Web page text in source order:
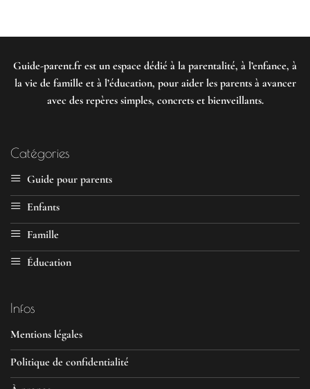
Guide-parent.fr est un espace dédié à la parentalité, à l’enfance, à
la vie de famille et à l’éducation, pour aider les parents à avancer
avec des repères simples, concrets et bienveillants.
Catégories
Guide pour parents
Enfants
Famille
Éducation
Infos
Mentions légales
Politique de confidentialité